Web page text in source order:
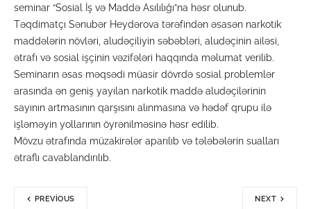
seminar “Sosial İş və Maddə Asılılığı”na həsr olunub.
Təqdimatçı Sənubər Heydərova tərəfindən əsasən narkotik
maddələrin növləri, aludəçiliyin səbəbləri, aludəçinin ailəsi,
ətrafı və sosial işçinin vəzifələri haqqında məlumat verilib.
Seminarın əsas məqsədi müasir dövrdə sosial problemlər
arasında ən geniş yayılan narkotik maddə aludəçilərinin
sayının artmasının qarşısını alınmasına və hədəf qrupu ilə
işləməyin yollarının öyrənilməsinə həsr edilib.
Mövzu ətrafında müzakirələr aparılıb və tələbələrin sualları
ətraflı cavablandırılıb.
PREVIOUS NEXT